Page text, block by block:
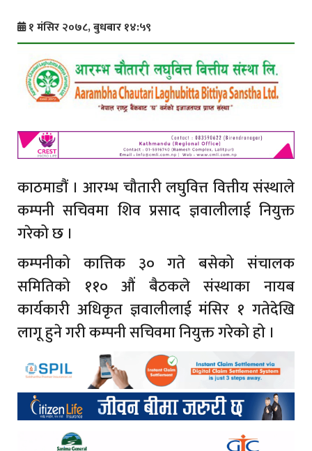
१ मंसिर २०७८, बुधबार १४:५९
काठमाडौं । आरम्भ चौतारी लघुवित्त वित्तीय संस्थाले
कम्पनी सचिवमा शिव प्रसाद ज्ञवालीलाई नियुक्त
गरेको छ ।
कम्पनीको कात्तिक ३० गते बसेको संचालक
समितिको ११० औं बैठकले संस्थाका नायब
कार्यकारी अधिकृत ज्ञवालीलाई मंसिर १ गतेदेखि
लागू हुने गरी कम्पनी सचिवमा नियुक्त गरेको हो ।